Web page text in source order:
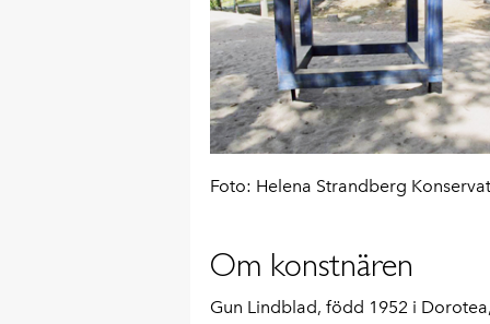
Foto: Helena Strandberg
Om konstnären
Gun Lindblad, född 1952 i